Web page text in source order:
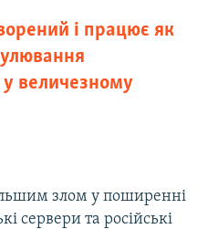
і працює як
величезному
злом у поширенні
сервери та російські